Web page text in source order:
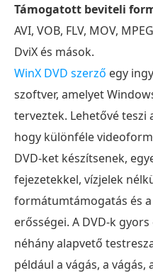
Támogatott beviteli
AVI, VOB, FLV, MOV,
DviX és mások.
WinX DVD szerző egy
szoftver, amelyet
terveztek. Lehetővé teszi
hogy különféle
DVD-ket készítsenek,
fejezetekkel, vízjelek
formátumtámogatás és
erősségei. A DVD-k
néhány alapvető
például a vágás, a